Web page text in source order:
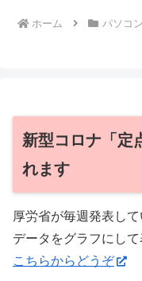
ホーム パソコ
新型コロナ「定
れます
厚労省が毎週発表し
データをグラフにし
こちらからどうぞ